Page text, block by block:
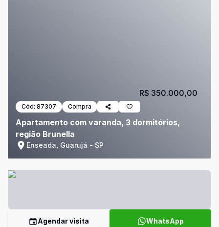
Cód: 87307 Compra
Apartamento com varanda, 3 dormitórios,
região Brunella
Enseada, Guarujá - SP
R$ 350.000,00
Agendar visita WhatsApp